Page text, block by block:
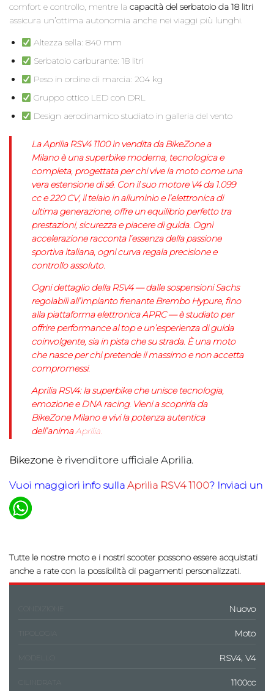
comfort e controllo, mentre la capacità del serbatoio da 18 litri
assicura un’ottima autonomia anche nei viaggi più lunghi.
Altezza sella: 840 mm
Serbatoio carburante: 18 litri
Peso in ordine di marcia: 204 kg
Gruppo ottico LED con DRL
Design aerodinamico studiato in galleria del vento
La Aprilia RSV4 1100 in vendita da BikeZone a
Milano è una superbike moderna, tecnologica e
completa, progettata per chi vive la moto come una
vera estensione di sé. Con il suo motore V4 da 1.099
cc e 220 CV, il telaio in alluminio e l’elettronica di
ultima generazione, offre un equilibrio perfetto tra
prestazioni, sicurezza e piacere di guida. Ogni
accelerazione racconta l’essenza della passione
sportiva italiana, ogni curva regala precisione e
controllo assoluto.
Ogni dettaglio della RSV4 — dalle sospensioni Sachs
regolabili all’impianto frenante Brembo Hypure, fino
alla piattaforma elettronica APRC — è studiato per
offrire performance al top e un’esperienza di guida
coinvolgente, sia in pista che su strada. È una moto
che nasce per chi pretende il massimo e non accetta
compromessi.
Aprilia RSV4: la superbike che unisce tecnologia,
emozione e DNA racing. Vieni a scoprirla da
BikeZone Milano e vivi la potenza autentica
dell’animaAprilia.
Bikezone è rivenditore ufficiale Aprilia.
Vuoi maggiori info sulla Aprilia RSV4 1100? Inviaci un
Tutte le nostre moto e i nostri scooter possono essere acquistati
anche a rate con la possibilità di pagamenti personalizzati.
Nuovo
Moto
RSV4, V4
1100cc